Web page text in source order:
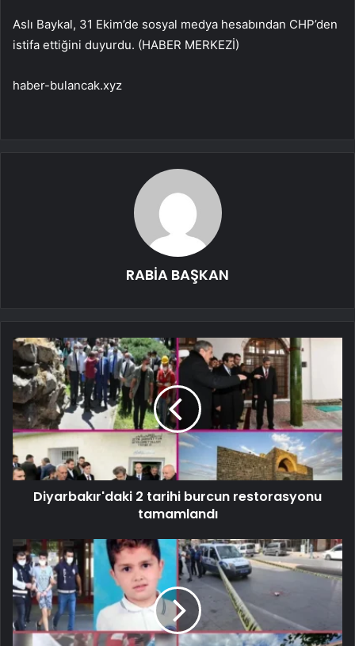
Aslı Baykal, 31 Ekim’de sosyal medya hesabından CHP’den
istifa ettiğini duyurdu. (HABER MERKEZİ)
haber-bulancak.xyz
RABİA BAŞKAN
Diyarbakır'daki 2 tarihi burcun restorasyonu
tamamlandı